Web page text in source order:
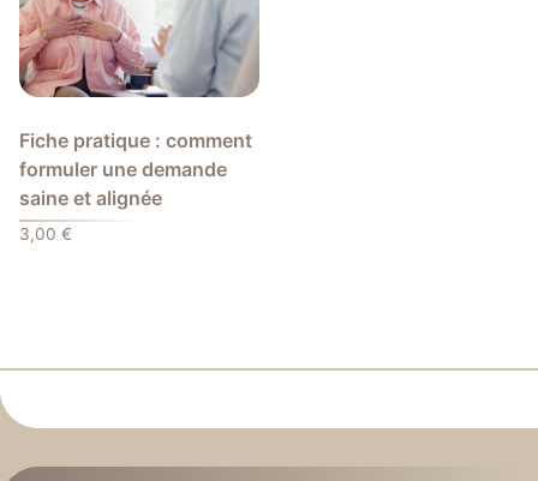
Fiche pratique : comment
formuler une demande
saine et alignée
3,00 €